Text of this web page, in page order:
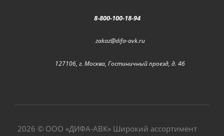
8-800-100-18-94
zakaz@difa-avk.ru
127106, г. Москва, Гостиничный проезд, д. 4б
2026 © ООО «ДИФА-АВК» Широкий ассортимент